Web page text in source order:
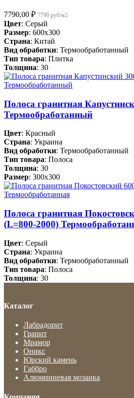
7790,00 ₽ 7790 руб/м2
Цвет: Серый
Размер: 600x300
Страна: Китай
Вид обработки: Термообработанный
Тип товара: Плитка
Толщина: 30
Полоса гранитная
Термообработанный
Цвет: Красный
Страна: Украина
Вид обработки: Термообработанный
Тип товара: Полоса
Толщина: 30
Размер: 300x300
Полоса гранитная
(L=800-2000)
Цвет: Серый
Страна: Украина
Вид обработки: Термообработанный
Тип товара: Полоса
Толщина: 30
Каталог
Лабрадорит
Гранит
Мрамор
Оникс
Юрский камень
Габбро
Алюминиевая мозаика